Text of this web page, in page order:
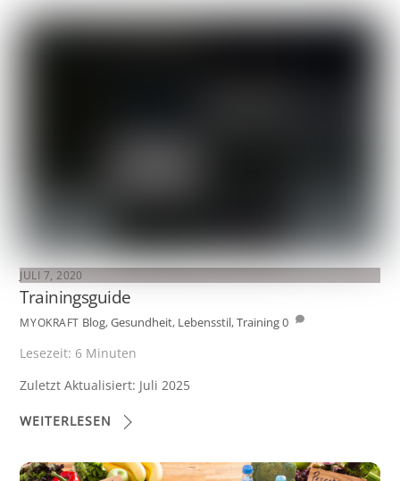
JULI 7, 2020
Trainingsguide
MYOKRAFT Blog,Gesundheit, Lebensstil,Training0
Lesezeit: 6 Minuten
Zuletzt Aktualisiert: Juli 2025
WEITERLESEN